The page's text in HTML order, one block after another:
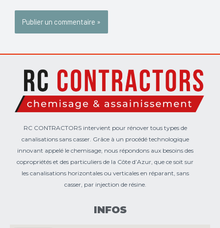
RC CONTRACTORS intervient pour rénover tous types de
canalisations sans casser. Grâce à un procédé technologique
innovant appelé le chemisage, nous répondons aux besoins des
copropriétés et des particuliers de la Côte d’Azur, que ce soit sur
les canalisations horizontales ou verticales en réparant, sans
casser, par injection de résine.
INFOS